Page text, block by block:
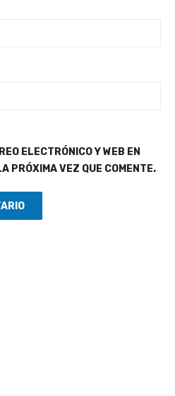
ELECTRÓNICO Y WEB EN
PRÓXIMA VEZ QUE COMENTE.